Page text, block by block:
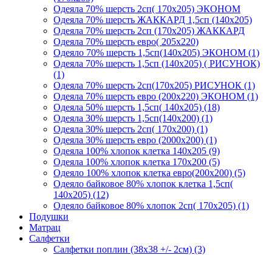
Одеяла 70% шерсть 2сп( 170х205) ЭКОНОМ
Одеяла 70% шерсть ЖАККАРД 1,5сп (140х205)
Одеяла 70% шерсть 2сп (170х205) ЖАККАРД
Одеяла 70% шерсть евро( 205х220)
Одеяло 70% шерсть 1,5сп(140х205) ЭКОНОМ (1)
Одеяла 70% шерсть 1,5сп (140х205) ( РИСУНОК)
(1)
Одеяла 70% шерсть 2сп(170х205) РИСУНОК (1)
Одеяла 70% шерсть евро (200х220) ЭКОНОМ (1)
Одеяла 50% шерсть 1,5сп( 140х205) (18)
Одеяла 30% шерсть 1,5сп(140х200) (1)
Одеяла 30% шерсть 2сп( 170х200) (1)
Одеяла 30% шерсть евро (2000х200) (1)
Одеяла 100% хлопок клетка 140х205 (9)
Одеяла 100% хлопок клетка 170х200 (5)
Одеяло 100% хлопок клетка евро(200х200) (5)
Одеяло байковое 80% хлопок клетка 1,5сп(
140х205) (12)
Одеяло байковое 80% хлопок 2сп( 170х205) (1)
Подушки
Матрац
Салфетки
Салфетки поплин (38х38 +/- 2см) (3)